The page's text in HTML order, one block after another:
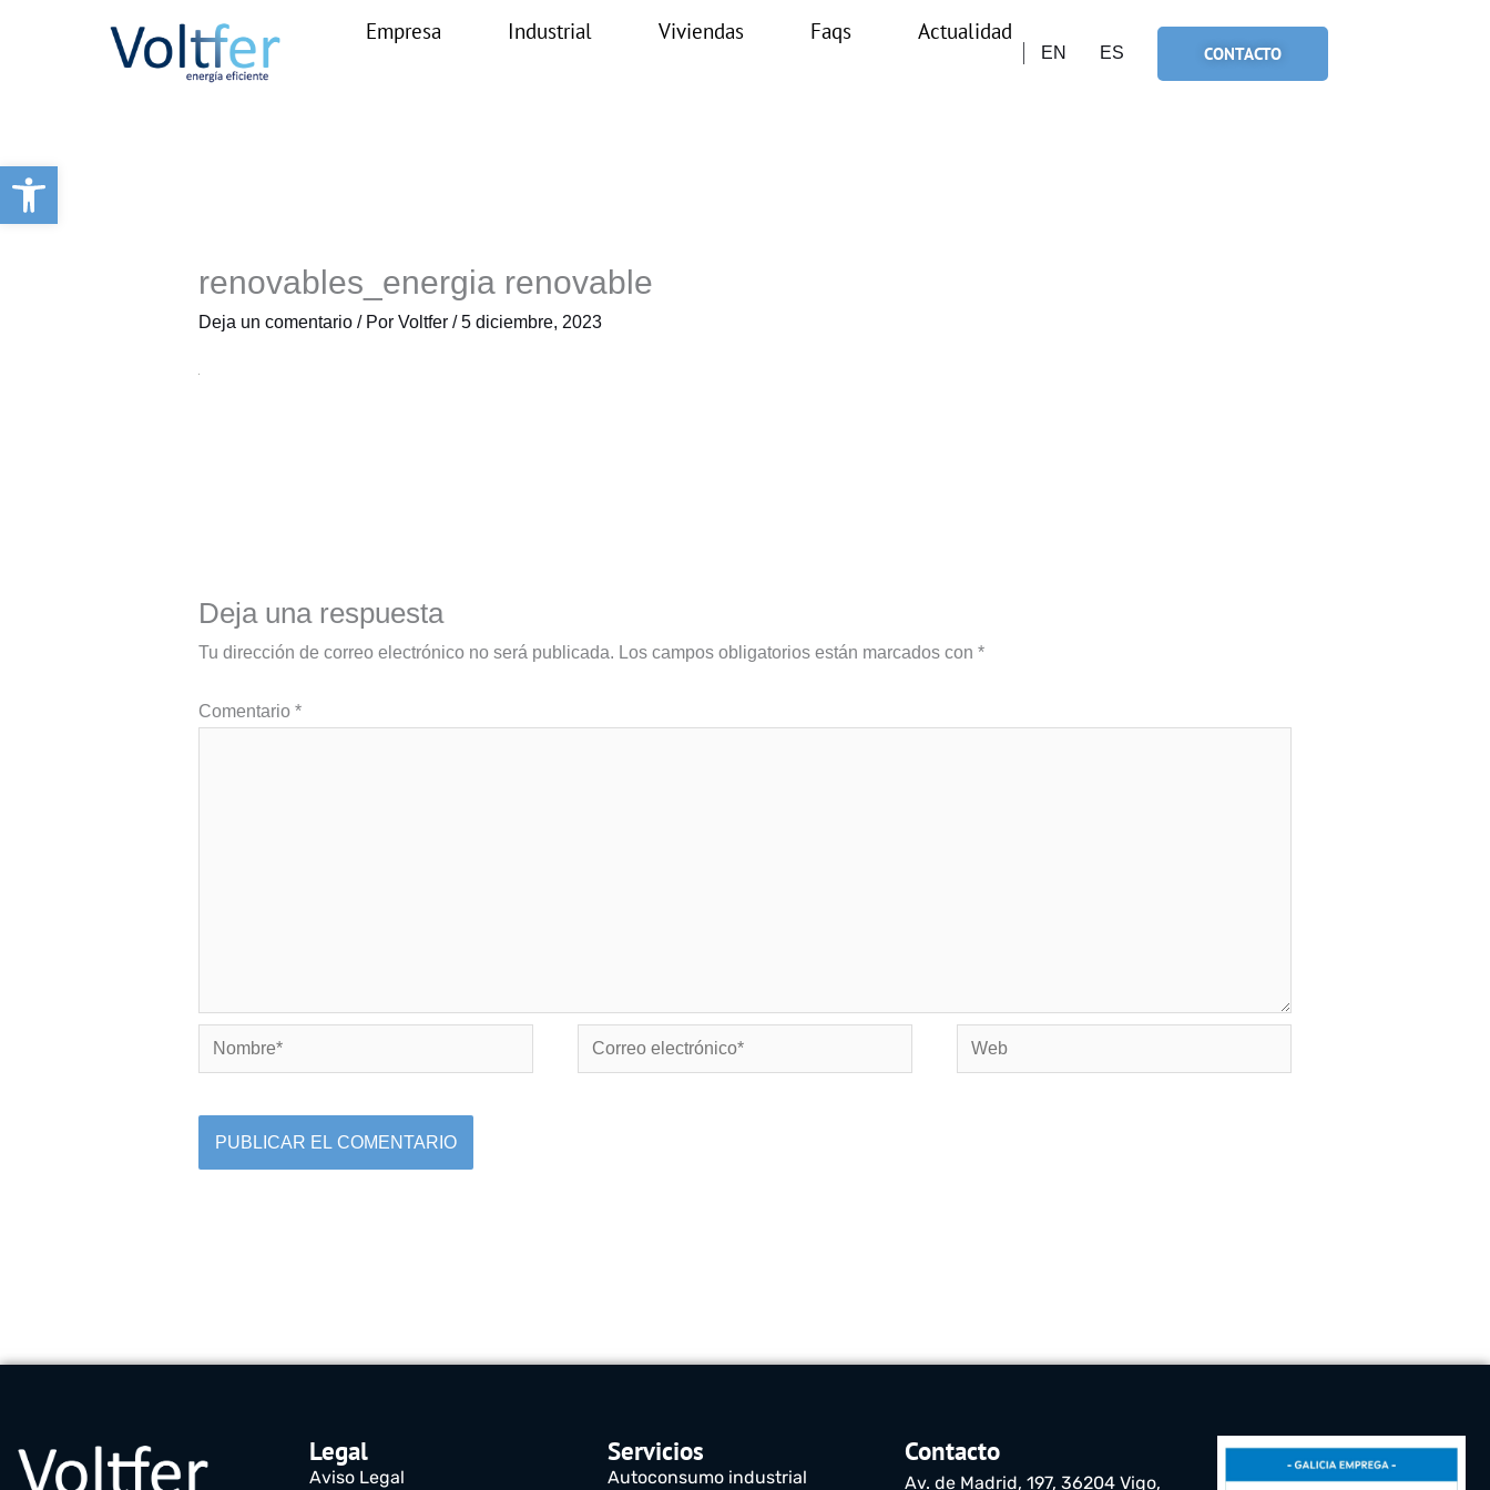
Abrir barra de herramientas
Empresa Industrial Viviendas Faqs Actualidad
EN ES CONTACTO
renovables_energia renovable
Deja un comentario / Por Voltfer /5 diciembre, 2023
Deja una respuesta
Tu dirección de correo electrónico no será publicada. Los campos obligatorios están marcados con *
Comentario *
Nombre*
Correo
electrónico*
Web
Legal
Aviso Legal
Servicios
Autoconsumo industrial
Contacto
Av. de Madrid, 197, 36204 Vigo,